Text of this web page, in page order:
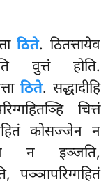
ठिते. ठितत्तायेव
वुत्तं होति.
ठिते. सद्धादीहि
चित्तं
कोसज्जेन न
न इञ्जति,
पञ्ञापरिग्गहितं